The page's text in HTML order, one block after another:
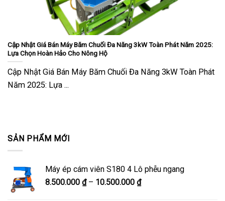
SẢN PHẨM MỚI
Máy ép cám viên S180 4 Lô phễu ngang
8.500.000 ₫ – 10.500.000 ₫Khoảng
Cập Nhật Giá Bán Máy Băm Chuối Đa Năng 3kW Toàn Phát Năm 2025:
Lựa Chọn Hoàn Hảo Cho Nông Hộ
Cập Nhật Giá Bán Máy Băm Chuối Đa Năng 3kW Toàn Phát
Năm 2025: Lựa ...